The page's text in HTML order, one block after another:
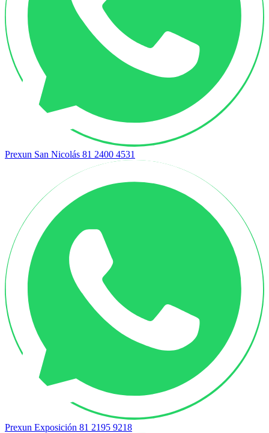
Prexun San Nicolás 81 2400 4531
Prexun Exposición 81 2195 9218